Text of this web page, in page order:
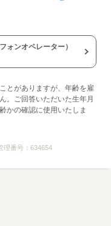
ォンオペレーター）
とがありますが、年齢を雇
。ご回答いただいた生年月
かの確認に使用いたしま
理番号： 634654